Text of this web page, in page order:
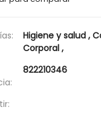
Higiene y salud ,
Corporal ,
822210346
25,95 €